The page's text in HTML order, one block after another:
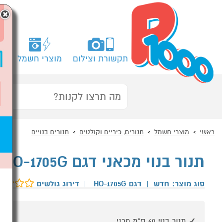
תקשורת וצילום מוצרי חשמל
ראשי מוצרי חשמל תנורים, כיריים וקולטים תנורים בנויים
תנור בנוי מכאני דגם DIAMOND AIR FRY HO-1705G סול S
סוג מוצר: חדש | דגם HO-1705G | דירוג גולשים
×